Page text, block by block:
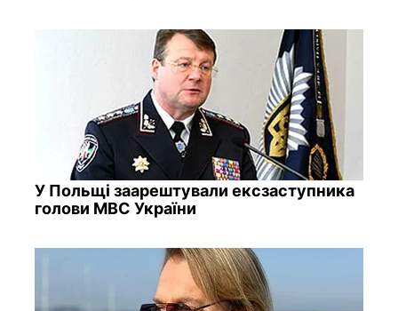
У Польщі заарештували ексзаступника
голови МВС України